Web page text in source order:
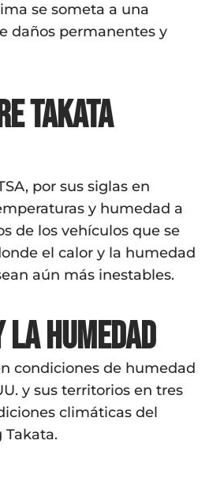
se someta a una
daños permanentes y
Takata
por sus siglas en
y humedad a
de los vehículos que se
el calor y la humedad
aún más inestables.
humedad
condiciones de humedad
y sus territorios en tres
climáticas del
Takata.